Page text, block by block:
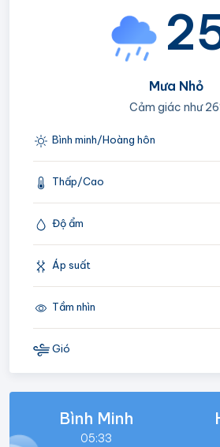
Mưa Nhỏ
Cảm giác như
Bình minh/Hoàng hôn
Thấp/Cao
Độ ẩm
Áp suất
Tầm nhìn
Gió
Bình Minh
05:33